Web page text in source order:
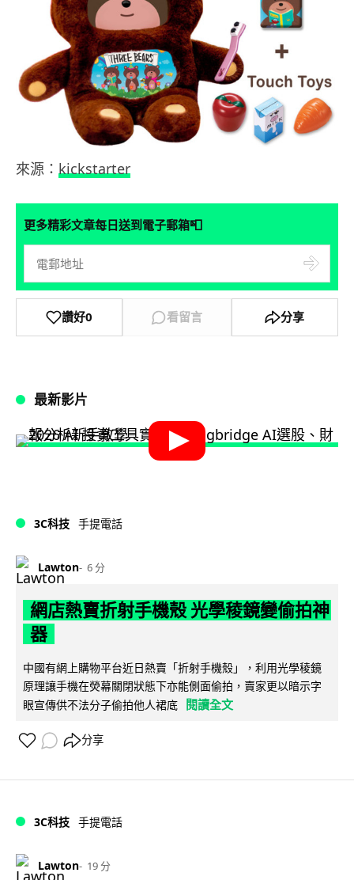
來源： kickstarter
更多精彩文章每日送到電子郵箱📮
讚好0 看留言 分享
最新影片
3C科技 手提電話
Lawton 6 分
網店熱賣折射手機殼 光學稜鏡變偷拍神
器
中國有網上購物平台近日熱賣「折射手機殼」，利用光學稜鏡
原理讓手機在熒幕關閉狀態下亦能側面偷拍，賣家更以暗示字
眼宣傳供不法分子偷拍他人裙底
閱讀全文
分享
3C科技 手提電話
Lawton 19 分